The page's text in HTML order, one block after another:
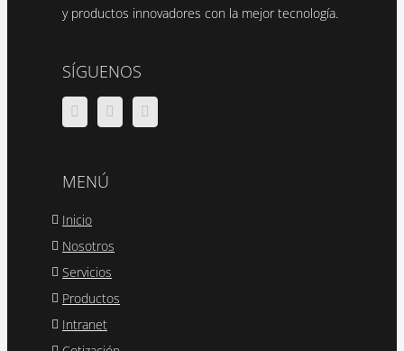
y productos innovadores con la mejor tecnología.
SÍGUENOS
MENÚ
Inicio
Nosotros
Servicios
Productos
Intranet